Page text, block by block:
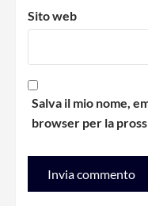
Sito web
Salva il mio nome,
browser per la